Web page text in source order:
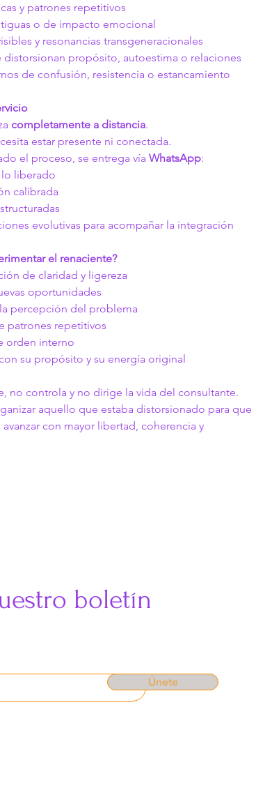
y patrones repetitivos
o de impacto emocional
y resonancias transgeneracionales
distorsionan propósito, autoestima o relaciones
de confusión, resistencia o estancamiento
completamente a distancia.
estar presente ni conectada.
el proceso, se entrega vía WhatsApp:
liberado
calibrada
evolutivas para acompañar la integración
el renaciente?
de claridad y ligereza
oportunidades
percepción del problema
patrones repetitivos
orden interno
su propósito y su energía original
no controla y no dirige la vida del consultante.
aquello que estaba distorsionado para que
con mayor libertad, coherencia y
boletín
Únete